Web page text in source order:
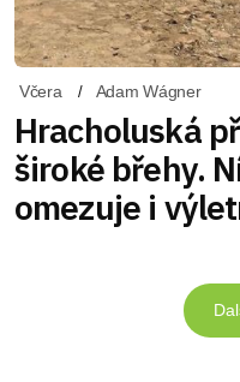
Včera Adam Wágner
Hracholuská
široké břehy.
omezuje i